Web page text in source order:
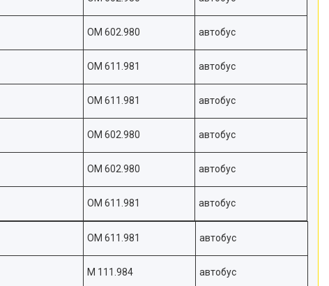
OM 602.980 автобус
OM 611.981 автобус
OM 611.981 автобус
OM 602.980 автобус
OM 602.980 автобус
OM 611.981 автобус
OM 611.981 автобус
M 111.984 автобус